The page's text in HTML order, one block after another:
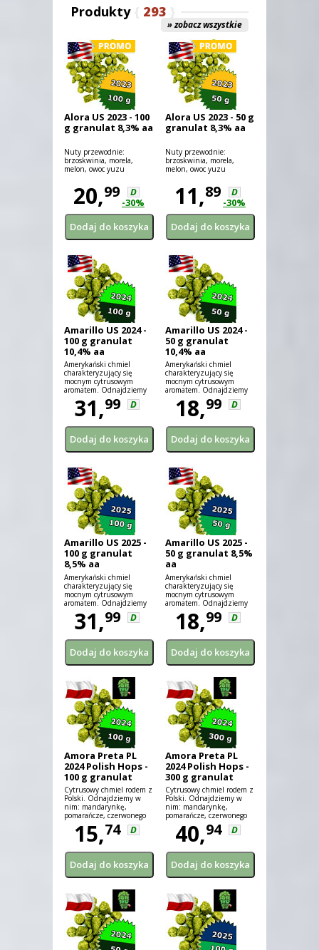
Produkty 293
» zobacz wszystkie
Alora US 2023 - 100
g granulat 8,3% aa
Nuty przewodnie:
brzoskwinia, morela,
melon, owoc yuzu
20,99
D
-30%
Alora US 2023 - 50 g
granulat 8,3% aa
Nuty przewodnie:
brzoskwinia, morela,
melon, owoc yuzu
11,89
D
-30%
Amarillo US 2024 -
100 g granulat
10,4% aa
Amerykański chmiel
charakteryzujący się
mocnym cytrusowym
aromatem. Odnajdziemy
również nuty kwiatowe i
pomarańczowe.
31,99 D
Amarillo US 2024 -
50 g granulat
10,4% aa
Amerykański chmiel
charakteryzujący się
mocnym cytrusowym
aromatem. Odnajdziemy
również nuty kwiatowe i
pomarańczowe.
18,99 D
Amarillo US 2025 -
100 g granulat
8,5% aa
Amerykański chmiel
charakteryzujący się
mocnym cytrusowym
aromatem. Odnajdziemy
również nuty kwiatowe i
pomarańczowe.
31,99 D
Amarillo US 2025 -
50 g granulat 8,5%
aa
Amerykański chmiel
charakteryzujący się
mocnym cytrusowym
aromatem. Odnajdziemy
również nuty kwiatowe i
pomarańczowe.
18,99 D
Amora Preta PL
2024 Polish Hops -
100 g granulat
9,8% aa
Cytrusowy chmiel rodem z
Polski. Odnajdziemy w
nim: mandarynkę,
pomarańcze, czerwonego
grejpfruta i limonkę
15,74 D
Amora Preta PL
2024 Polish Hops -
300 g granulat
9,8% aa
Cytrusowy chmiel rodem z
Polski. Odnajdziemy w
nim: mandarynkę,
pomarańcze, czerwonego
grejpfruta i limonkę
40,94 D